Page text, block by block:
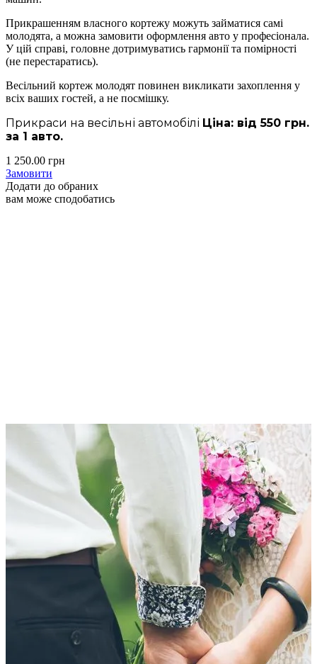
Прикрашенням власного кортежу можуть займатися самі
молодята, а можна замовити оформлення авто у професіонала.
У цій справі, головне дотримуватись гармонії та помірності
(не перестаратись).
Весільний кортеж молодят повинен викликати захоплення у
всіх ваших гостей, а не посмішку.
Прикраси на весільні автомобілі Ціна: від 550 грн.
за 1 авто.
1 250.00 грн
Замовити
Додати до обраних
вам може сподобатись